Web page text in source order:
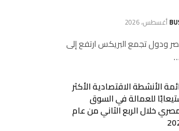
ودول تجمع البريكس ارتفع إلى
الأنشطة الاقتصادية الأكثر
للعمالة في السوق
خلال الربع الثاني من عام